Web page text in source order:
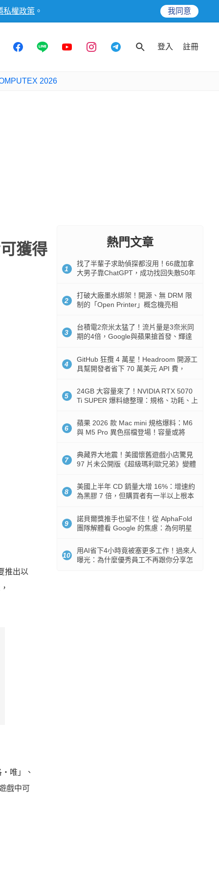
私權政策 。 我同意
登入 註冊
2026
獲得
推出以
‧唯」、
戲中可
熱門文章
1
找了半輩子求助偵探都沒用！66歲加拿
大男子靠ChatGPT，成功找回失散50年
2
打破大廠墨水綁架！開源、無 DRM 限
制的「Open Printer」概念機亮相
3
台積電2奈米太猛了！流片量是3奈米同
期的4倍，Google與蘋果搶首發、輝達
4
GitHub 狂攬 4 萬星！Headroom 開源工
具幫開發者省下 70 萬美元 API 費，
5
24GB 大容量來了！NVIDIA RTX 5070
Ti SUPER 爆料總整理：規格、功耗、上
6
蘋果 2026 款 Mac mini 規格爆料：M6
與 M5 Pro 異色搭檔登場！容量或將
7
典藏界大地震！美國懷舊遊戲小店驚見
97 片未公開版《超級瑪利歐兄弟》變體
8
美國上半年 CD 銷量大增 16%：增速約
為黑膠 7 倍，但購買者有一半以上根本
9
諾貝爾獎推手也留不住！從 AlphaFold
團隊解體看 Google 的焦慮：為何明星
10
用AI省下4小時竟被塞更多工作！過來人
曝光：為什麼優秀員工不再跟你分享怎